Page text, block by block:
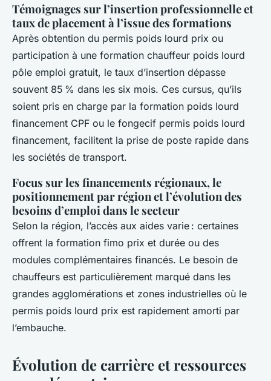
Témoignages sur l’insertion professionnelle et
taux de placement à l’issue des formations
Après obtention du permis poids lourd prix ou
participation à une formation chauffeur poids lourd
pôle emploi gratuit, le taux d’insertion dépasse
souvent 85 % dans les six mois. Ces cursus, qu’ils
soient pris en charge par la formation poids lourd
financement CPF ou le fongecif permis poids lourd
financement, facilitent la prise de poste rapide dans
les sociétés de transport.
Focus sur les financements régionaux, le
positionnement par région et l’évolution des
besoins d’emploi dans le secteur
Selon la région, l’accès aux aides varie : certaines
offrent la formation fimo prix et durée ou des
modules complémentaires financés. Le besoin de
chauffeurs est particulièrement marqué dans les
grandes agglomérations et zones industrielles où le
permis poids lourd prix est rapidement amorti par
l’embauche.
Évolution de carrière et ressources